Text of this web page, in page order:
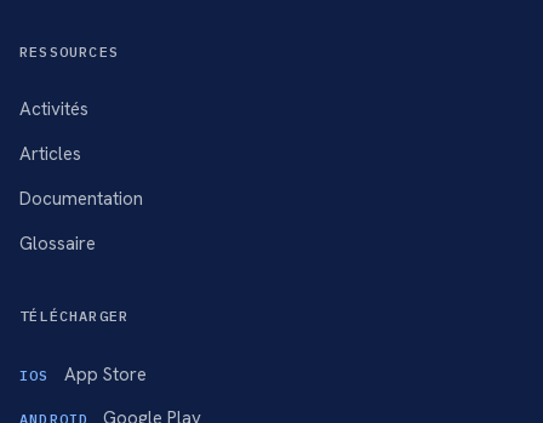
RESSOURCES
Activités
Articles
Documentation
Glossaire
TÉLÉCHARGER
IOS App Store
ANDROID